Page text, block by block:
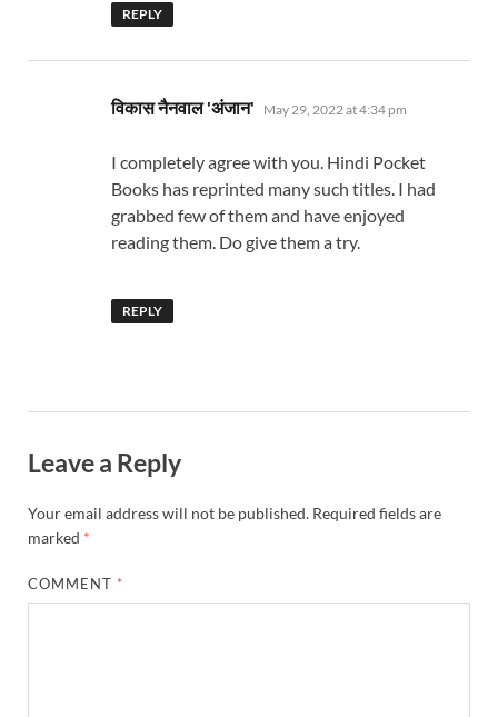
REPLY
विकास नैनवाल 'अंजान' says:
May 29, 2022 at 4:34 pm
I completely agree with you. Hindi Pocket
Books has reprinted many such titles. I had
grabbed few of them and have enjoyed
reading them. Do give them a try.
REPLY
Leave a Reply
Your email address will not be published. Required fields are
marked *
COMMENT *